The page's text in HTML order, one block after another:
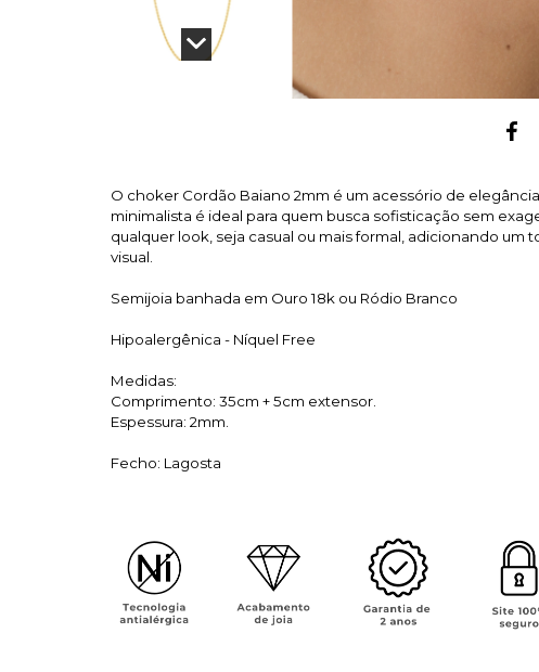
O choker Cordão Baiano 2mm é um acessório de
minimalista é ideal para quem busca sofisticação sem
qualquer look, seja casual ou mais formal, adicionando um
visual.
Semijoia banhada em Ouro 18k ou Ródio Branco
Hipoalergênica - Níquel Free
Medidas:
Comprimento: 35cm + 5cm extensor.
Espessura: 2mm.
Fecho: Lagosta